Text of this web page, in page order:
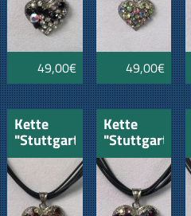
49,00€ 49,00€
Kette
"Stuttgart"
kristal-
braun-
topas-
gebtopas
Kette
"Stuttgart"
flieder-
lila-
kristall